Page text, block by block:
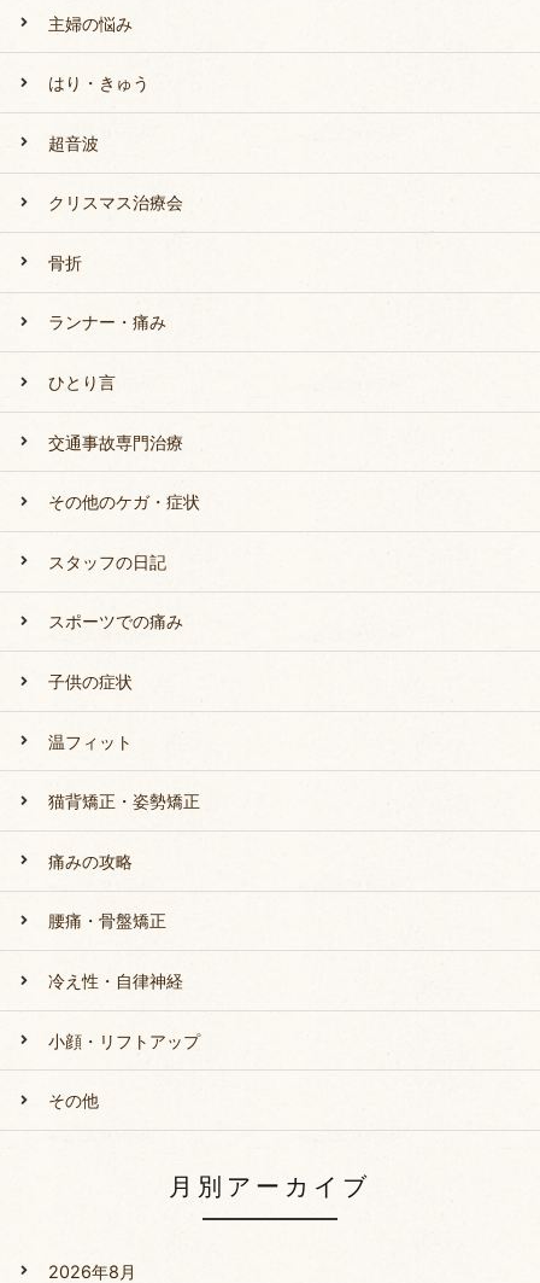
主婦の悩み
はり・きゅう
超音波
クリスマス治療会
骨折
ランナー・痛み
ひとり言
交通事故専門治療
その他のケガ・症状
スタッフの日記
スポーツでの痛み
子供の症状
温フィット
猫背矯正・姿勢矯正
痛みの攻略
腰痛・骨盤矯正
冷え性・自律神経
小顔・リフトアップ
その他
月別アーカイブ
2026年8月